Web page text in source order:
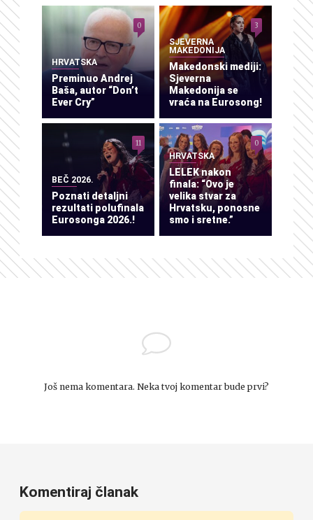
HRVATSKA
Preminuo Andrej
Baša, autor “Don’t
Ever Cry”
0
SJEVERNA
MAKEDONIJA
Makedonski mediji:
Sjeverna
Makedonija se
vraća na Eurosong!
3
BEČ 2026.
Poznati detaljni
rezultati polufinala
Eurosonga 2026.!
11
HRVATSKA
LELEK nakon
finala: “Ovo je
velika stvar za
Hrvatsku, ponosne
smo i sretne.”
0
Još nema komentara. Neka tvoj komentar bude prvi?
Komentiraj članak